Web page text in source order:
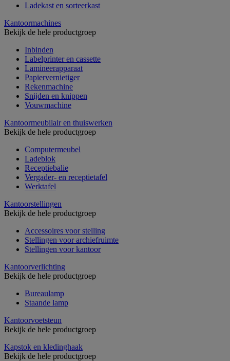
Ladekast en sorteerkast
Kantoormachines
Bekijk de hele productgroep
Inbinden
Labelprinter en cassette
Lamineerapparaat
Papiervernietiger
Rekenmachine
Snijden en knippen
Vouwmachine
Kantoormeubilair en thuiswerken
Bekijk de hele productgroep
Computermeubel
Ladeblok
Receptiebalie
Vergader- en receptietafel
Werktafel
Kantoorstellingen
Bekijk de hele productgroep
Accessoires voor stelling
Stellingen voor archiefruimte
Stellingen voor kantoor
Kantoorverlichting
Bekijk de hele productgroep
Bureaulamp
Staande lamp
Kantoorvoetsteun
Bekijk de hele productgroep
Kapstok en kledinghaak
Bekijk de hele productgroep